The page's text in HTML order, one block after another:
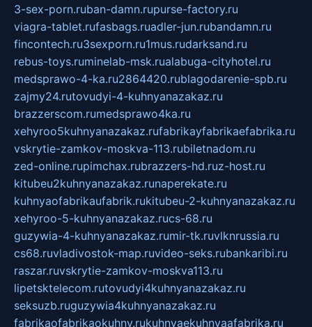
3-sex-porn.ruban-damn.rupurse-factory.ru
viagra-tablet.rufasbags.ruadler-jun.rubandamn.ru
fincontech.ru3sexporn.ru1mus.rudarksand.ru
rebus-toys.ruminelab-msk.rualabuga-cityhotel.ru
medsprawo-4-ka.ru2864420.rublagodarenie-spb.ru
zajmy24.rutovudyi-4-kuhnyanazakaz.ru
brazzerscom.rumedsprawo4ka.ru
xehyroo5kuhnyanazakaz.rufabrikayfabrikaefabrika.ru
vskrytie-zamkov-moskva-113.rubiletnadom.ru
zed-online.rupimchax.rubrazzers-hd.ruz-host.ru
kitubeu2kuhnyanazakaz.runaperekate.ru
kuhnyaofabrikaufabrik.rukitubeu-2-kuhnyanazakaz.ru
xehyroo-5-kuhnyanazakaz.rucs-68.ru
guzywia-4-kuhnyanazakaz.rumir-tk.ruvlknrussia.ru
cs68.ruvladivostok-map.ruvideo-seks.rubankaribi.ru
raszar.ruvskrytie-zamkov-moskva113.ru
lipetsktelecom.rutovudyi4kuhnyanazakaz.ru
seksuzb.ruguzywia4kuhnyanazakaz.ru
fabrikaofabrikaokuhny.rukuhnyaekuhnyaafabrika.ru